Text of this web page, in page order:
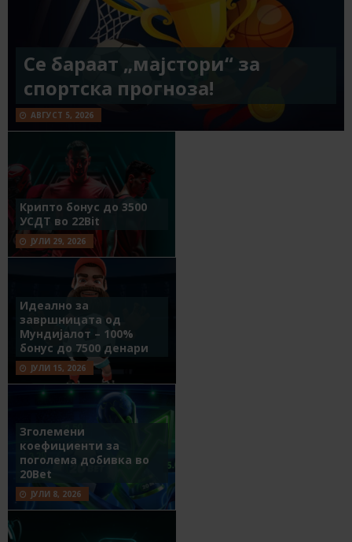
Се бараат „мајстори“ за
спортска прогноза!
АВГУСТ 5, 2026
Крипто бонус до 3500
УСДТ во 22Bit
ЈУЛИ 29, 2026
Идеално за
завршницата од
Мундијалот – 100%
бонус до 7500 денари
ЈУЛИ 15, 2026
Зголемени
коефициенти за
поголема добивка во
20Bet
ЈУЛИ 8, 2026